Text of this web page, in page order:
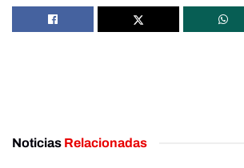
Noticias Relacionadas